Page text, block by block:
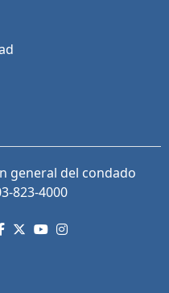
general del condado
823-4000
nosotros. Enlaces a
Facebook
X (Twitter)
YouTube
Instagram